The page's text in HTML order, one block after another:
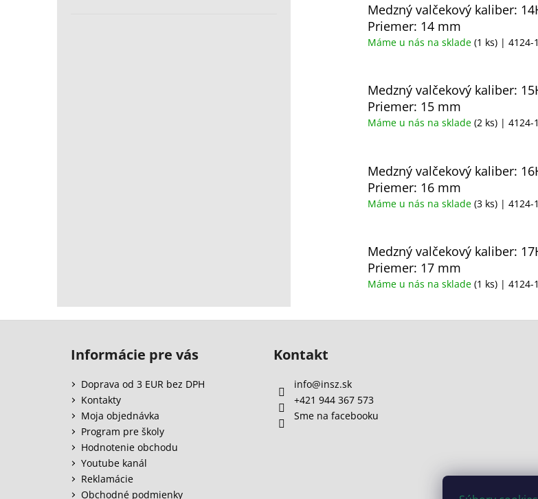
Medzný valčekový kaliber:
Priemer: 14 mm
Máme u nás na sklade (1 ks) | 4124-
Medzný valčekový kaliber:
Priemer: 15 mm
Máme u nás na sklade (2 ks) | 4124-
Medzný valčekový kaliber:
Priemer: 16 mm
Máme u nás na sklade (3 ks) | 4124-
Medzný valčekový kaliber:
Priemer: 17 mm
Máme u nás na sklade (1 ks) | 4124-
Informácie pre vás
Doprava od 3 EUR bez DPH
Kontakty
Moja objednávka
Program pre školy
Hodnotenie obchodu
Youtube kanál
Reklamácie
Obchodné podmienky
Kontakt
info@insz.sk
+421 944 367 573
Sme na facebooku